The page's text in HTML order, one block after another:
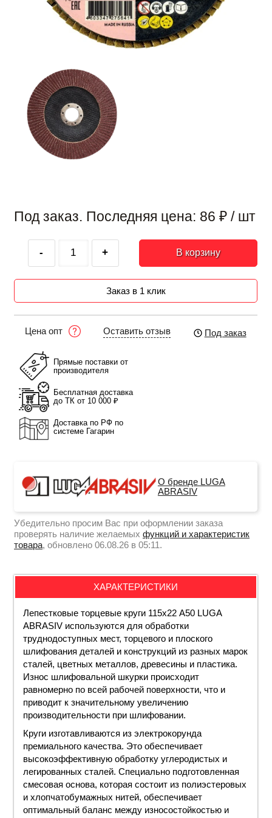
Под заказ. Последняя цена: 86 ₽ / шт
- + В корзину
Заказ в 1 клик
Цена опт Оставить отзыв Под заказ
Прямые поставки от
производителя
Бесплатная доставка
до ТК от 10 000 ₽
Доставка по РФ по
системе Гагарин
О бренде LUGA
ABRASIV
Убедительно просим Вас при оформлении заказа
проверять наличие желаемых функций и характеристик
товара, обновлено 06.08.26 в 05:11.
ХАРАКТЕРИСТИКИ
Лепестковые торцевые круги 115х22 А50 LUGA
ABRASIV используются для обработки
труднодоступных мест, торцевого и плоского
шлифования деталей и конструкций из разных марок
сталей, цветных металлов, древесины и пластика.
Износ шлифовальной шкурки происходит
равномерно по всей рабочей поверхности, что и
приводит к значительному увеличению
производительности при шлифовании.
Круги изготавливаются из электрокорунда
премиального качества. Это обеспечивает
высокоэффективную обработку углеродистых и
легированных сталей. Специально подготовленная
смесовая основа, которая состоит из полиэстеровых
и хлопчатобумажных нитей, обеспечивает
оптимальный баланс между износостойкостью и